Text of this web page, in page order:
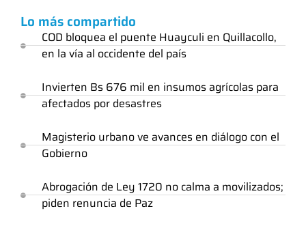
Lo más compartido
COD bloquea el puente Huayculi en Quillacollo,
en la vía al occidente del país
Invierten Bs 676 mil en insumos agrícolas para
afectados por desastres
Magisterio urbano ve avances en diálogo con el
Gobierno
Abrogación de Ley 1720 no calma a movilizados;
piden renuncia de Paz